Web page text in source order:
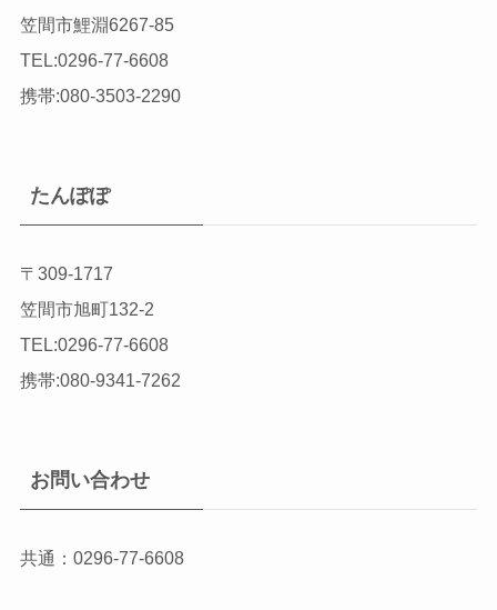
笠間市鯉淵6267-85
TEL:0296-77-6608
携帯:080-3503-2290
たんぽぽ
〒309-1717
笠間市旭町132-2
TEL:0296-77-6608
携帯:080-9341-7262
お問い合わせ
共通：0296-77-6608